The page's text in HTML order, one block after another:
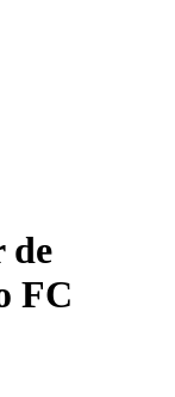
de
FC